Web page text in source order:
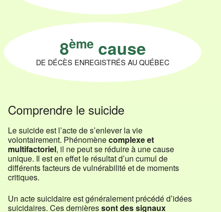
8èmecause
DE DÉCÈS ENREGISTRÉS AU QUÉBEC
Comprendre le suicide
Le suicide est l’acte de s’enlever la vie
volontairement. Phénomènecomplexe et
multifactoriel, il ne peut se réduire à une cause
unique. Il est en effet le résultat d’un cumul de
différents facteurs de vulnérabilité et de moments
critiques.
Un acte suicidaire est généralement précédé d’idées
suicidaires. Ces dernièressont des signaux